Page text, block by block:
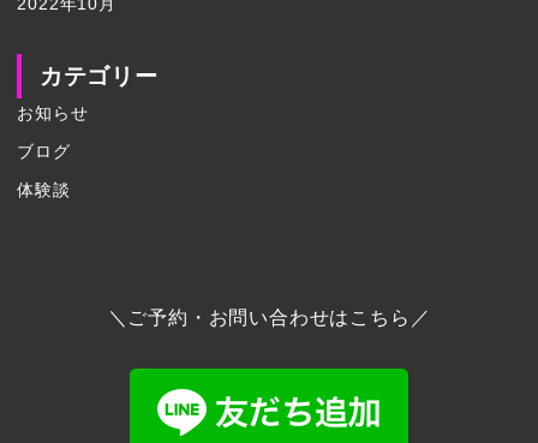
カテゴリー
お知らせ
ブログ
体験談
＼ご予約・お問い合わせはこちら／